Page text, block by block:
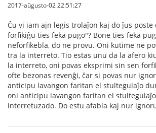
2017-aŭgusto-02 22:51:27
Ĉu vi iam ajn legis trolaĵon kaj do ĵus poste
forfikiĝu ties feka pugo"? Bone ties feka
neforfikebla, do ne provu. Oni kutime ne
tra la interreto. Tio estas unu da la afero
la interreto, oni povas eksprimi sin sen
ofte bezonas revenĝi, ĉar si povas nur
anticipu lavangon faritan el stultegulaĵo
oni anticipu lavangon faritan el
interretuzado. Do estu afabla kaj nur